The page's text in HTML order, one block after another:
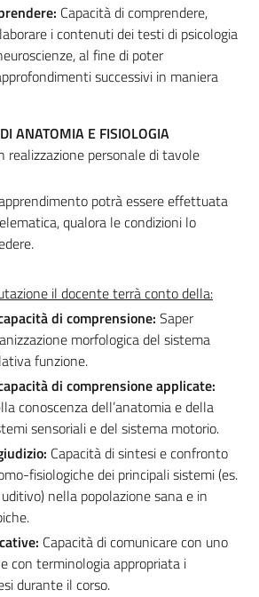
Capacità di comprendere,
i contenuti dei testi di psicologia
al fine di poter
successivi in maniera
ANATOMIA E FISIOLOGIA
realizzazione personale di tavole
potrà essere effettuata
qualora le condizioni lo
il docente terrà conto della:
di comprensione: Saper
morfologica del sistema
funzione.
di comprensione applicate:
conoscenza dell’anatomia e della
sensoriali e del sistema motorio.
Capacità di sintesi e confronto
fisiologiche dei principali sistemi (es.
nella popolazione sana e in
Capacità di comunicare con uno
con terminologia appropriata i
durante il corso.